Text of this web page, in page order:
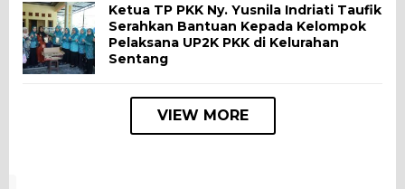
Ketua TP PKK Ny. Yusnila Indriati Taufik
Serahkan Bantuan Kepada Kelompok
Pelaksana UP2K PKK di Kelurahan
Sentang
VIEW MORE